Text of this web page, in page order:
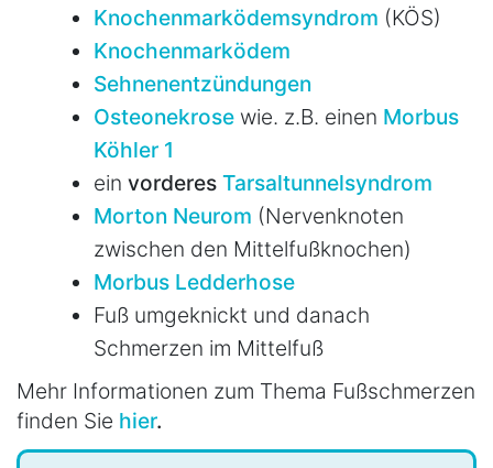
Knochenmarködemsyndrom (KÖS)
Knochenmarködem
Sehnenentzündungen
Osteonekrose wie. z.B. einen Morbus
Köhler 1
ein vorderes Tarsaltunnelsyndrom
Morton Neurom (Nervenknoten
zwischen den Mittelfußknochen)
Morbus Ledderhose
Fuß umgeknickt und danach
Schmerzen im Mittelfuß
Mehr Informationen zum Thema Fußschmerzen
finden Sie hier.